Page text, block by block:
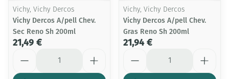
Vichy, Vichy Dercos
Vichy Dercos A/pell Chev.
Sec Reno Sh 200ml
21,49 €
Vichy, Vichy Dercos
Vichy Dercos A/pell Chev.
Gras Reno Sh 200ml
21,94 €